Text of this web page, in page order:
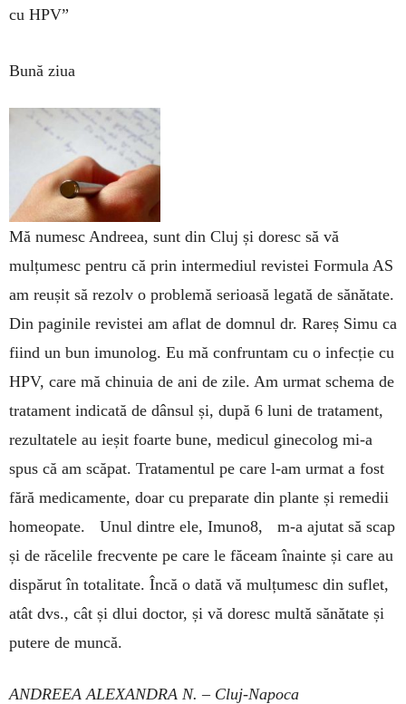
cu HPV”
Bună ziua
Mă numesc Andreea, sunt din Cluj și doresc să vă
mulțumesc pentru că prin intermediul revistei Formula AS
am reușit să rezolv o problemă serioasă legată de sănătate.
Din paginile revistei am aflat de domnul dr. Rareș Simu ca
fiind un bun imunolog. Eu mă confruntam cu o infecție cu
HPV, care mă chinuia de ani de zile. Am urmat schema de
tratament indicată de dânsul și, după 6 luni de tratament,
rezultatele au ieșit foarte bune, medicul ginecolog mi-a
spus că am scăpat. Tratamentul pe care l-am urmat a fost
fără medicamente, doar cu preparate din plante și remedii
homeopate. Unul dintre ele, Imuno8, m-a ajutat să scap
și de răcelile frecvente pe care le făceam înainte și care au
dispărut în totalitate. Încă o dată vă mulțumesc din suflet,
atât dvs., cât și dlui doctor, și vă doresc multă sănătate și
putere de muncă.
ANDREEA ALEXANDRA N. – Cluj-Napoca